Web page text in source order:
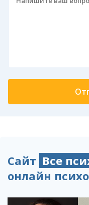
Сайт Все
онлайн